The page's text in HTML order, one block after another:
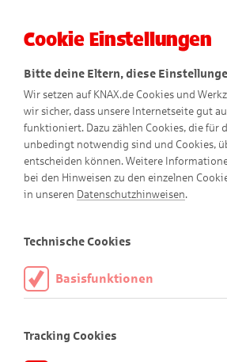
Cookie Einstellungen
Bitte deine Eltern, diese
Wir setzen auf KNAX.de Cookies und
wir sicher, dass unsere Internetseite gut
funktioniert. Dazu zählen Cookies, die für
unbedingt notwendig sind und Cookies,
entscheiden können. Weitere
bei den Hinweisen zu den einzelnen
in unseren Datenschutzhinweisen.
Technische Cookies
Basisfunktionen
aktiviert sein.
Tracking Cookies